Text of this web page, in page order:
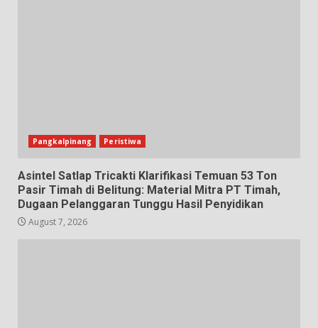
Pangkalpinang Peristiwa
Asintel Satlap Tricakti Klarifikasi Temuan 53 Ton
Pasir Timah di Belitung: Material Mitra PT Timah,
Dugaan Pelanggaran Tunggu Hasil Penyidikan
August 7, 2026